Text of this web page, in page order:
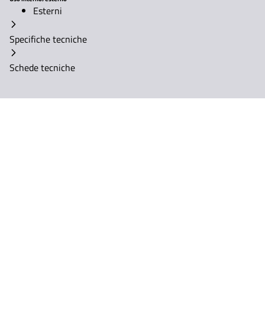
Esterni
Specifiche tecniche
Schede tecniche